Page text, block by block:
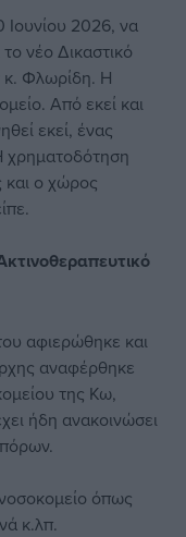
Ιουνίου 2026, να
νέο Δικαστικό
Φλωρίδη. Η
Από εκεί και
εκεί, ένας
και ο χώρος
αφιερώθηκε και
αναφέρθηκε
της Κω,
ήδη ανακοινώσει
όπως
κ.λπ.